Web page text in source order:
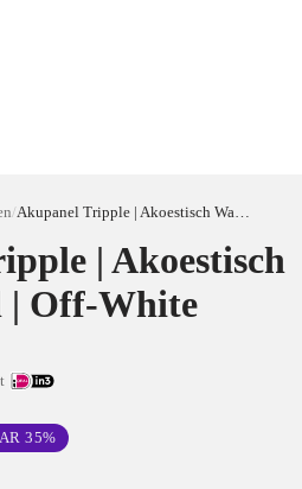
/ Akupanel Tripple | Akoestisch Wandpaneel | Off-White
| Akoestisch
| Off-White
35%